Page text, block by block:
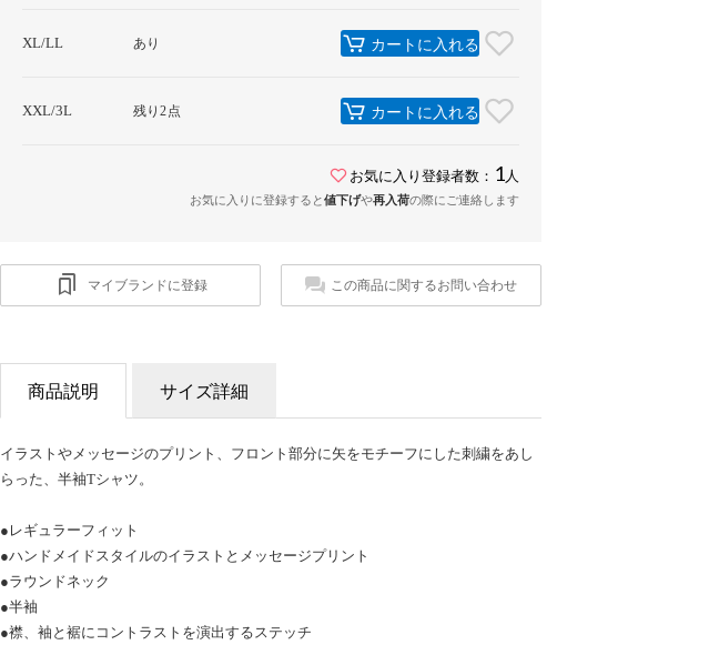
XL/LL あり カートに入れる
XXL/3L 残り2点 カートに入れる
お気に入り登録者数： 1 人
お気に入りに登録すると値下げや再入荷の際にご連絡します
マイブランドに登録 この商品に関するお問い合わせ
商品説明 サイズ詳細
イラストやメッセージのプリント、フロント部分に矢をモチーフにした刺繍をあし
らった、半袖Tシャツ。
●レギュラーフィット
●ハンドメイドスタイルのイラストとメッセージプリント
●ラウンドネック
●半袖
●襟、袖と裾にコントラストを演出するステッチ